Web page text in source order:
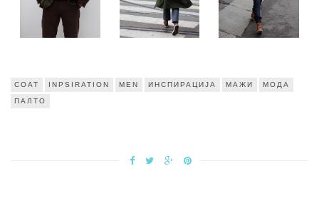
COAT INPSIRATION MEN ИНСПИРАЦИЈА МАЖИ МОДА
ПАЛТО